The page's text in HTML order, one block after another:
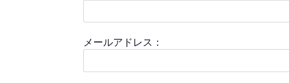
メールアドレス：